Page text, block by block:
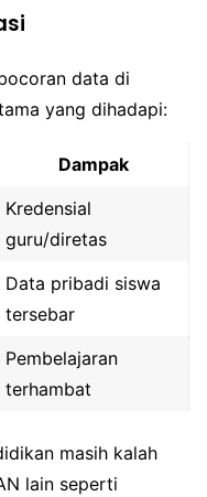
data di
yang dihadapi:
Dampak
Kredensial
guru/diretas
Data pribadi siswa
tersebar
Pembelajaran
terhambat
masih kalah
lain seperti